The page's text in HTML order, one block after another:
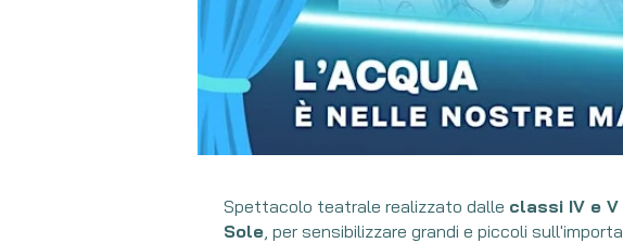
Spettacolo teatrale realizzato dalle classi IV e
Sole, per sensibilizzare grandi e piccoli